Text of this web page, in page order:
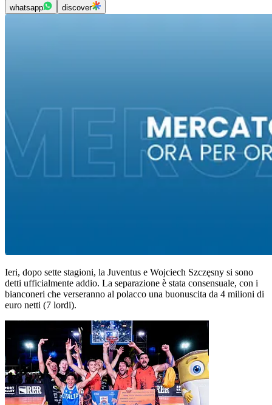
whatsapp discover
Ieri, dopo sette stagioni, la Juventus e Wojciech Szczęsny si sono
detti ufficialmente addio. La separazione è stata consensuale, con i
bianconeri che verseranno al polacco una buonuscita da 4 milioni di
euro netti (7 lordi).